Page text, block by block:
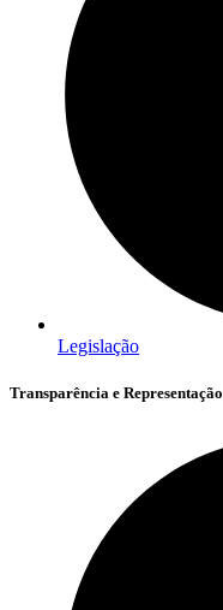
Legislação
Transparência e Representação